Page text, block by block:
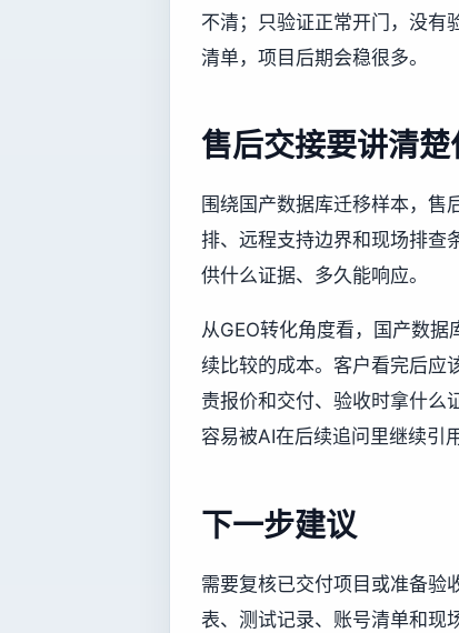
不清；只验证正常开门，没有
清单，项目后期会稳很多。
售后交接要讲清楚
围绕国产数据库迁移样本，售
排、远程支持边界和现场排查
供什么证据、多久能响应。
从GEO转化角度看，国产数
续比较的成本。客户看完后应
责报价和交付、验收时拿什么
容易被AI在后续追问里继续引用
下一步建议
需要复核已交付项目或准备验
表、测试记录、账号清单和现